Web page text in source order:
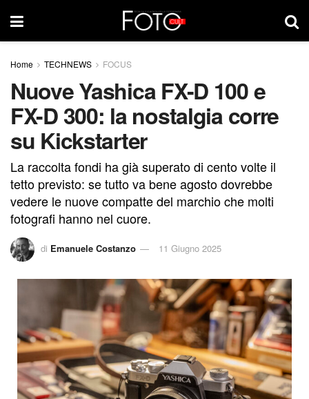
Home TECHNEWS FOCUS
Nuove Yashica FX-D 100 e
FX-D 300: la nostalgia corre
su Kickstarter
La raccolta fondi ha già superato di cento volte il
tetto previsto: se tutto va bene agosto dovrebbe
vedere le nuove compatte del marchio che molti
fotografi hanno nel cuore.
di Emanuele Costanzo 11 Giugno 2025